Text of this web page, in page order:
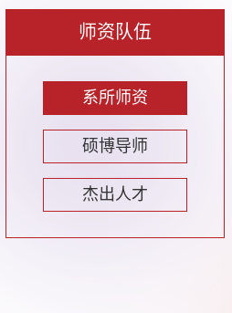
师资队伍
系所师资
硕博导师
杰出人才